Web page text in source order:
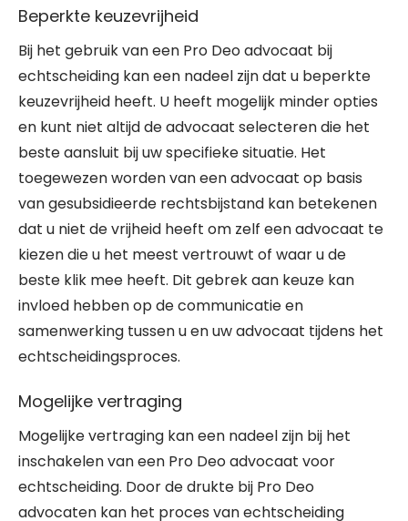
Beperkte keuzevrijheid
Bij het gebruik van een Pro Deo advocaat bij
echtscheiding kan een nadeel zijn dat u beperkte
keuzevrijheid heeft. U heeft mogelijk minder opties
en kunt niet altijd de advocaat selecteren die het
beste aansluit bij uw specifieke situatie. Het
toegewezen worden van een advocaat op basis
van gesubsidieerde rechtsbijstand kan betekenen
dat u niet de vrijheid heeft om zelf een advocaat te
kiezen die u het meest vertrouwt of waar u de
beste klik mee heeft. Dit gebrek aan keuze kan
invloed hebben op de communicatie en
samenwerking tussen u en uw advocaat tijdens het
echtscheidingsproces.
Mogelijke vertraging
Mogelijke vertraging kan een nadeel zijn bij het
inschakelen van een Pro Deo advocaat voor
echtscheiding. Door de drukte bij Pro Deo
advocaten kan het proces van echtscheiding